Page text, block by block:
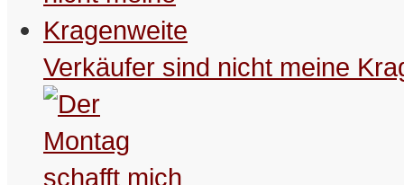
gemacht. Da gibt’s einige
Ungereimtheiten.
Bookmarken & Teilen
Verkäufer sind nicht meine